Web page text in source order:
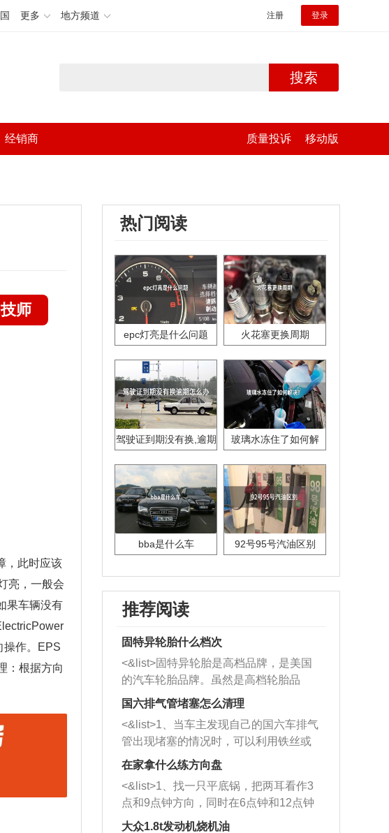
更多 地方频道 注册 登录
搜索
经销商 质量投诉 移动版
师
，此时应该
亮，一般会
果车辆没有
操作。EPS
：根据方向
热门阅读
epc灯亮是什么问题 火花塞更换周期
驾驶证到期没有换,逾期
玻璃水冻住了如何解
bba是什么车 92号95号汽油区别
推荐阅读
固特异轮胎什么档次
<&list>固特异轮胎是高档品牌，是美国
的汽车轮胎品牌。虽然是高档轮胎品
牌，但是中高低端的轮胎都有生产，这
也是为了更好的开拓市场。
国六排气管堵塞怎么清理
<&list>1、当车主发现自己的国六车排气
管出现堵塞的情况时，可以利用铁丝或
者是细棍，直接将杂物给取出来，如果
堵塞情况比较严重，也可以采取应急措
施。 <&list>2、直接利用木棍将所有的
杂物推到排气管里面的位置处，然后将
三元催化器拆解开，就可以将堵塞的东
在家拿什么练方向盘
<&list>1、找一只平底锅，把两耳看作3
点和9点钟方向，同时在6点钟和12点钟
方向做一个标记。 <&list>2、双手握住
大众1.8t发动机烧机油